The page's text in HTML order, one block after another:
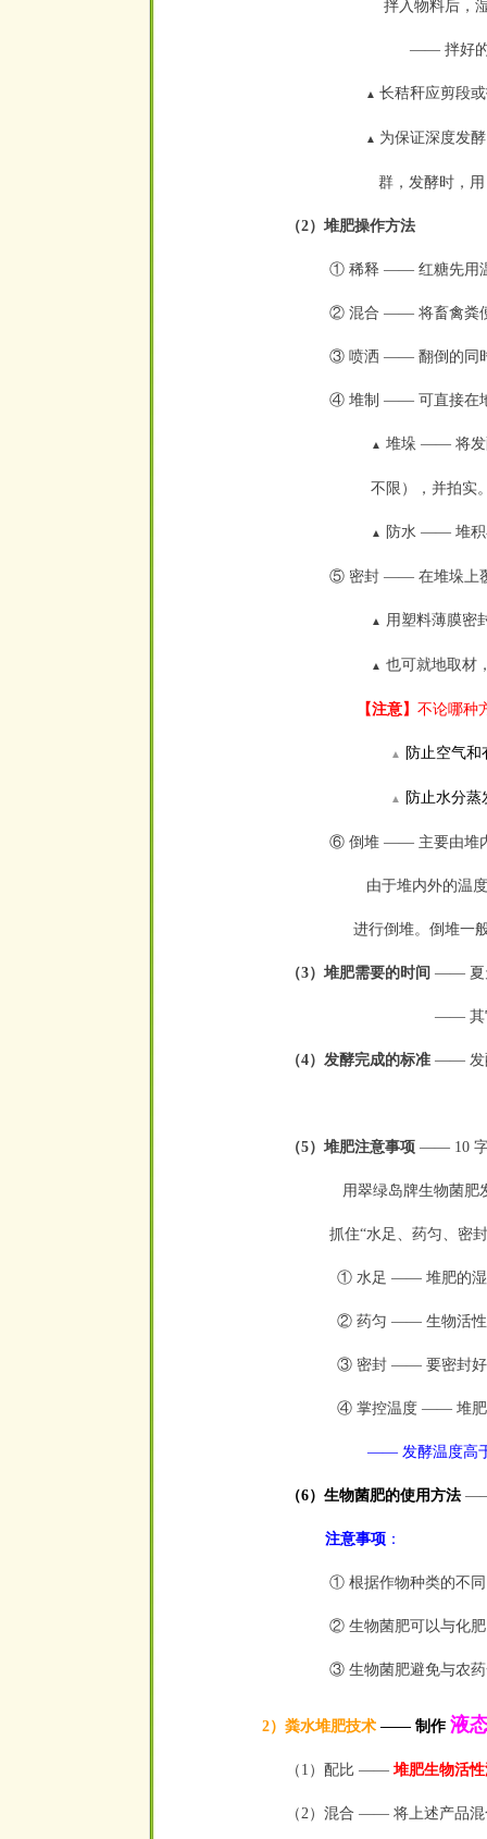
拌入物料后，
—— 拌好的
▲ 长秸秆应剪段
▲ 为保证深度发
群，发酵时，用
（2）堆肥操作方法
① 稀释 —— 红糖先用温
② 混合 —— 将畜禽粪
③ 喷洒 —— 翻倒的同
④ 堆制 —— 可直接在
▲ 堆垛 —— 将发
不限），并拍实
▲ 防水 —— 堆积
⑤ 密封 —— 在堆垛上
▲ 用塑料薄膜密
▲ 也可就地取材
【注意】 不论哪种
▲ 防止空气
▲ 防止水分
⑥ 倒堆 —— 主要由堆
由于堆内外的温
进行倒堆。倒堆一
（3）堆肥需要的时间 —— 夏
—— 其它季节
（4）发酵完成的标准 —— 发
（5）堆肥注意事项 —— 10 字
用翠绿岛牌生物菌肥
抓住“水足、药匀、密
① 水足 —— 堆肥的湿
② 药匀 —— 生物活性
③ 密封 —— 要密封好
④ 掌控温度 —— 堆肥
—— 发酵温度高于
（6）生物菌肥的使用方法
注意事项 ：
① 根据作物种类的不同
② 生物菌肥可以与化
③ 生物菌肥避免与农
2）粪水堆肥技术 —— 制作 液
（1）配比 ——堆肥生物活
（2）混合 —— 将上述产品混